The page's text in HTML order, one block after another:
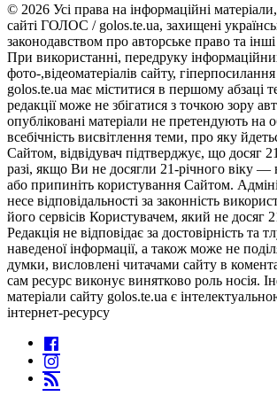
© 2026 Усі права на інформаційні
сайті ГОЛОС / golos.te.ua, захищені
законодавством про авторське право та
При використанні, передруку
фото-,відеоматеріалів сайту,
golos.te.ua має міститися в першому абзаці
редакції може не збігатися з точкою зору
опубліковані матеріали не претендують на
всебічність висвітлення теми, про яку
Сайтом, відвідувач підтверджує, що досяг
разі, якщо Ви не досягли 21-річного віку —
або припиніть користування Сайтом.
несе відповідальності за законність
його сервісів Користувачем, який не досяг
Редакція не відповідає за достовірність та
наведеної інформації, а також може не
думки, висловлені читачами сайту в
сам ресурс виконує винятково роль носія.
матеріали сайту golos.te.ua є
інтернет-ресурсу